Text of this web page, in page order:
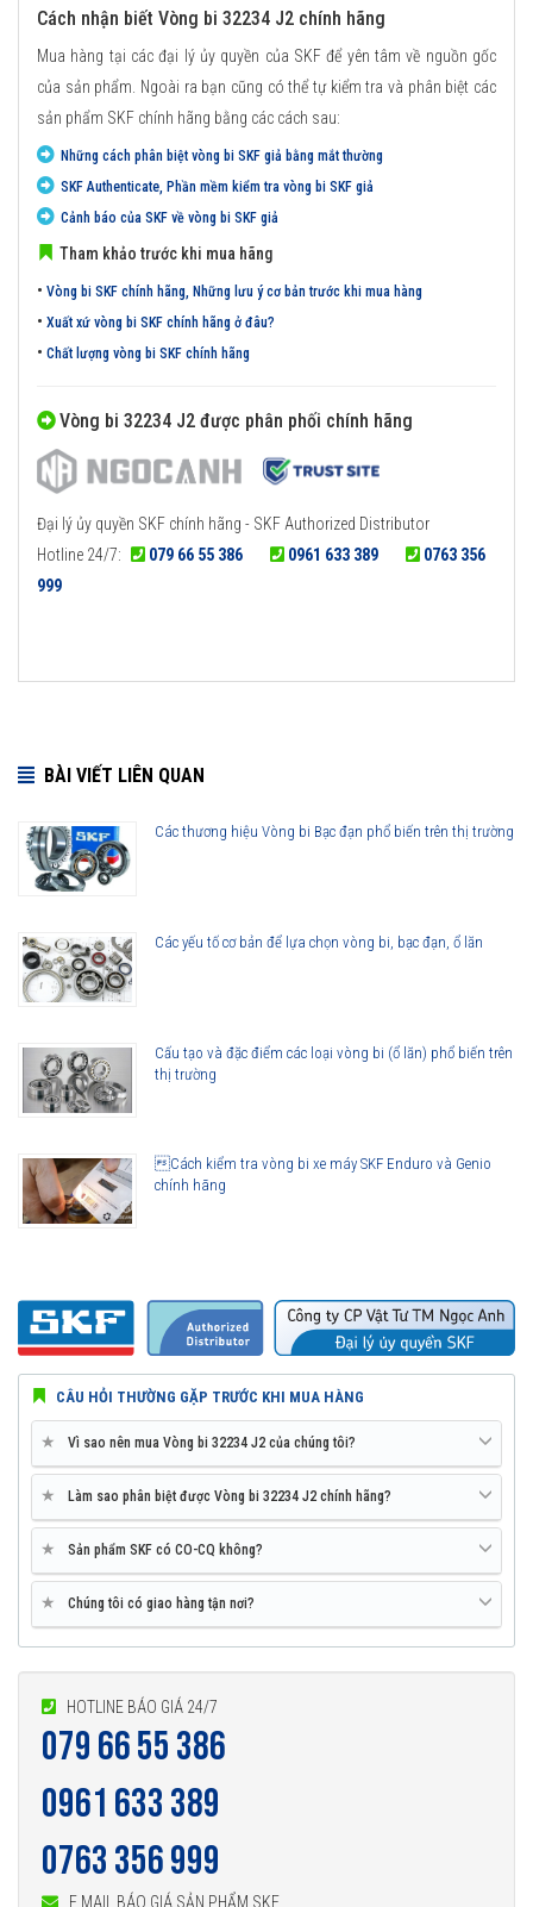
Cách nhận biết Vòng bi 32234 J2 chính hãng
Mua hàng tại các đại lý ủy quyền của SKF để yên tâm về nguồn gốc
của sản phẩm. Ngoài ra bạn cũng có thể tự kiểm tra và phân biệt các
sản phẩm SKF chính hãng bằng các cách sau:
Những cách phân biệt vòng bi SKF giả bằng mắt thường
SKF Authenticate, Phần mềm kiểm tra vòng bi SKF giả
Cảnh báo của SKF về vòng bi SKF giả
Tham khảo trước khi mua hãng
• Vòng bi SKF chính hãng, Những lưu ý cơ bản trước khi mua hàng
• Xuất xứ vòng bi SKF chính hãng ở đâu?
• Chất lượng vòng bi SKF chính hãng
Vòng bi 32234 J2 được phân phối chính hãng
Đại lý ủy quyền SKF chính hãng - SKF Authorized Distributor
Hotline 24/7:
079 66 55 386 0961 633 389
0763 356
999
BÀI VIẾT LIÊN QUAN
Các thương hiệu Vòng bi Bạc đạn phổ biến trên thị trường
Các yếu tố cơ bản để lựa chọn vòng bi, bạc đạn, ổ lăn
Cấu tạo và đặc điểm các loại vòng bi (ổ lăn) phổ biến trên
thị trường
Cách kiểm tra vòng bi xe máy SKF Enduro và Genio
chính hãng
CÂU HỎI THƯỜNG GẶP TRƯỚC KHI MUA HÀNG
★ Vì sao nên mua Vòng bi 32234 J2 của chúng tôi?
★ Làm sao phân biệt được Vòng bi 32234 J2 chính hãng?
★ Sản phẩm SKF có CO-CQ không?
★ Chúng tôi có giao hàng tận nơi?
HOTLINE BÁO GIÁ 24/7
079 66 55 386
0961 633 389
0763 356 999
E MAIL BÁO GIÁ SẢN PHẨM SKF